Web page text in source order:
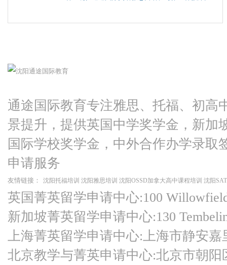
通途国际教育专注雅思、托福、初高
景提升，提供英国中学奖学金，新加
国际学校奖学金，中外合作办学录取
申请服务
友情链接： 沈阳托福培训 沈阳雅思培训 沈阳OSSD加拿大高中课程培训 沈阳
英国菁英留学申请中心:100
新加坡菁英留学申请中心:130
上海菁英留学申请中心:上海市静安嘉
北京教学与菁英申请中心:北京市朝